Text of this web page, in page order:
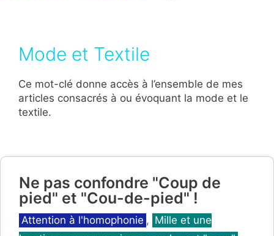
Mode et Textile
Ce mot-clé donne accès à l’ensemble de mes
articles consacrés à ou évoquant la mode et le
textile.
Ne pas confondre "Coup de
pied" et "Cou-de-pied" !
Catégories
Attention à l'homophonie , Mille et une